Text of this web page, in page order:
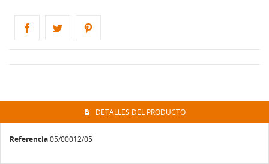
DETALLES DEL PRODUCTO
Referencia05/00012/05